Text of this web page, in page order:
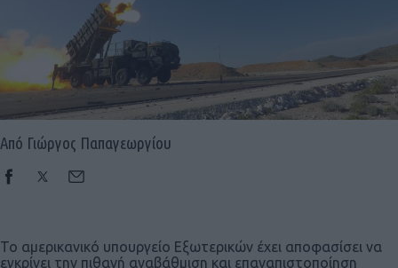
Από Γιώργος Παπαγεωργίου
Το αμερικανικό υπουργείο Εξωτερικών έχει αποφασίσει να
εγκρίνει την πιθανή αναβάθμιση και επαναπιστοποίηση